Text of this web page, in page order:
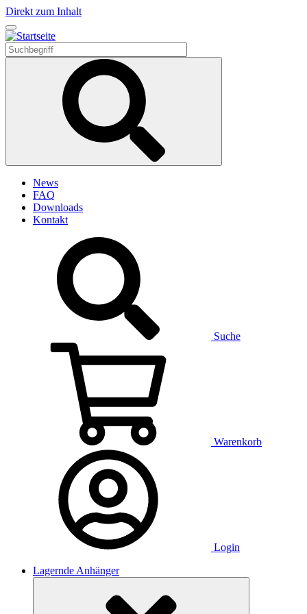
Direkt zum Inhalt
News
FAQ
Downloads
Kontakt
Suche
Warenkorb
Login
Lagernde Anhänger